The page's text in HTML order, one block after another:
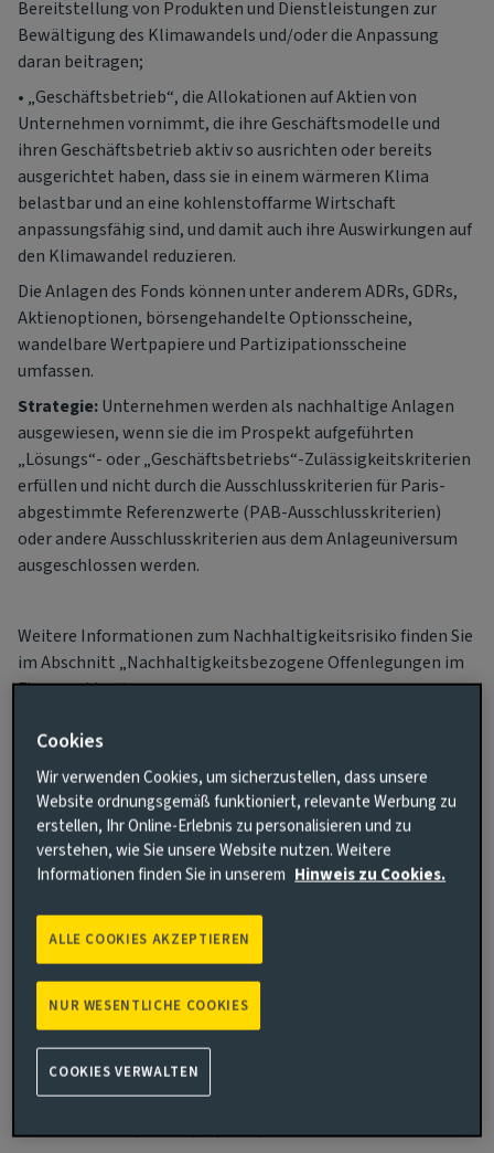
Bereitstellung von Produkten und Dienstleistungen zur
Bewältigung des Klimawandels und/oder die Anpassung
daran beitragen;
• „Geschäftsbetrieb“, die Allokationen auf Aktien von
Unternehmen vornimmt, die ihre Geschäftsmodelle und
ihren Geschäftsbetrieb aktiv so ausrichten oder bereits
ausgerichtet haben, dass sie in einem wärmeren Klima
belastbar und an eine kohlenstoffarme Wirtschaft
anpassungsfähig sind, und damit auch ihre Auswirkungen auf
den Klimawandel reduzieren.
Die Anlagen des Fonds können unter anderem ADRs, GDRs,
Aktienoptionen, börsengehandelte Optionsscheine,
wandelbare Wertpapiere und Partizipationsscheine
umfassen.
Strategie:Unternehmen werden als nachhaltige Anlagen
ausgewiesen, wenn sie die im Prospekt aufgeführten
„Lösungs“- oder „Geschäftsbetriebs“-Zulässigkeitskriterien
erfüllen und nicht durch die Ausschlusskriterien für Paris-
abgestimmte Referenzwerte (PAB-Ausschlusskriterien)
oder andere Ausschlusskriterien aus dem Anlageuniversum
ausgeschlossen werden.
Weitere Informationen zum Nachhaltigkeitsrisiko finden Sie
im Abschnitt „Nachhaltigkeitsbezogene Offenlegungen im
Finanzsektor“.
erfahren.
Weitere Informationen zu unseren Offenlegungen zur
Nachhaltigkeit in der Finanzwirtschaft.
Währung der Anteilsklasse
Ertragsart (Inc / Acc)
Anteilsklasse
Mindestanlage
Fondsvolumen (zum 06/08/2026)
USD 362.71m
Cookies
Wir verwenden Cookies, um sicherzustellen, dass unsere
Website ordnungsgemäß funktioniert, relevante Werbung zu
erstellen, Ihr Online-Erlebnis zu personalisieren und zu
verstehen, wie Sie unsere Website nutzen. Weitere
Informationen finden Sie in unserem Hinweis zu Cookies.
NUR WESENTLICHE COOKIES
ALLE COOKIES AKZEPTIEREN
COOKIES VERWALTEN